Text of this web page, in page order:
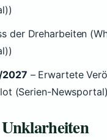
der Dreharbeiten
2027 – Erwartete
(Serien-